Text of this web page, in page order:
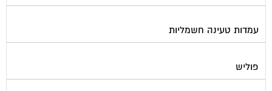
עמדות טעינה חשמליות
פוליש